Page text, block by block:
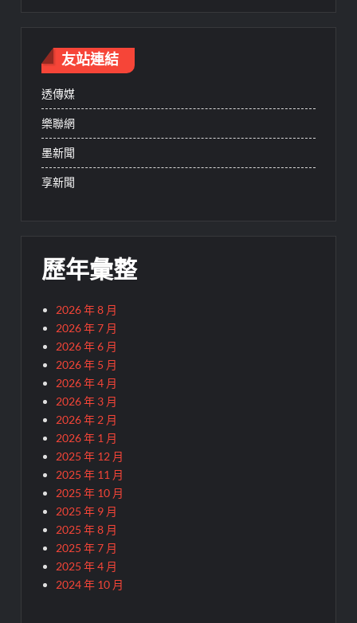
友站連結
透傳媒
樂聯網
墨新聞
享新聞
歷年彙整
2026 年 8 月
2026 年 7 月
2026 年 6 月
2026 年 5 月
2026 年 4 月
2026 年 3 月
2026 年 2 月
2026 年 1 月
2025 年 12 月
2025 年 11 月
2025 年 10 月
2025 年 9 月
2025 年 8 月
2025 年 7 月
2025 年 4 月
2024 年 10 月